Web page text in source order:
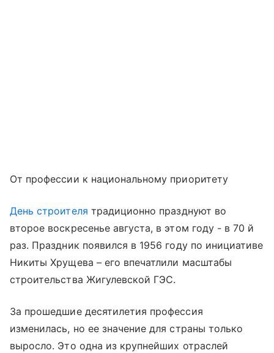
От профессии к национальному приоритету
День строителя традиционно празднуют во
второе воскресенье августа, в этом году - в 70 й
раз. Праздник появился в 1956 году по инициативе
Никиты Хрущева – его впечатлили масштабы
строительства Жигулевской ГЭС.
За прошедшие десятилетия профессия
изменилась, но ее значение для страны только
выросло. Это одна из крупнейших отраслей